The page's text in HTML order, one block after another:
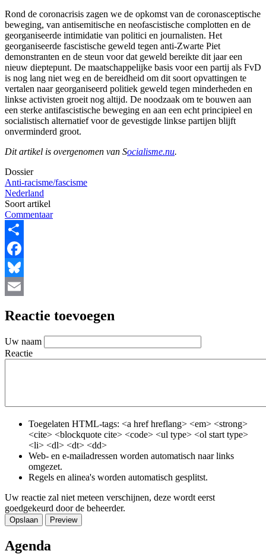
Rond de coronacrisis zagen we de opkomst van de coronasceptische
beweging, van antisemitische en neofascistische complotten en de
georganiseerde intimidatie van politici en journalisten. Het
georganiseerde fascistische geweld tegen anti-Zwarte Piet
demonstranten en de steun voor dat geweld bereikte dit jaar een
nieuw dieptepunt. De maatschappelijke basis voor een partij als FvD
is nog lang niet weg en de bereidheid om dit soort opvattingen te
vertalen naar georganiseerd politiek geweld tegen minderheden en
linkse activisten groeit nog altijd. De noodzaak om te bouwen aan
een sterke antifascistische beweging en aan een echt principieel en
socialistisch alternatief voor de gevestigde linkse partijen blijft
onverminderd groot.
Dit artikel is overgenomen van Socialisme.nu.
Dossier
Anti-racisme/fascisme
Nederland
Soort artikel
Commentaar
Share
Facebook
Bluesky
Reactie toevoegen
Uw naam
Reactie
Toegelaten HTML-tags: <a href hreflang> <em> <strong>
<cite> <blockquote cite> <code> <ul type> <ol start type>
<li> <dl> <dt> <dd>
Web- en e-mailadressen worden automatisch naar links
omgezet.
Regels en alinea's worden automatisch gesplitst.
Uw reactie zal niet meteen verschijnen, deze wordt eerst
goedgekeurd door de beheerder.
Agenda